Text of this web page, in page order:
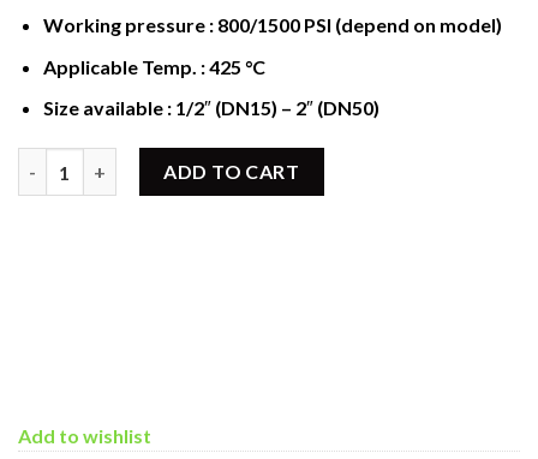
Working pressure : 800/1500 PSI (depend on model)
Applicable Temp. : 425 °C
Size available : 1/2″ (DN15) – 2″ (DN50)
ADD TO CART
Add to wishlist